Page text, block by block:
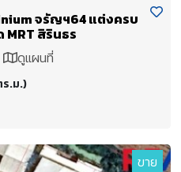
จรัญฯ64 แต่งครบ
MRT สิรินธร
ดูแผนที่
ร.ม.)
ขาย